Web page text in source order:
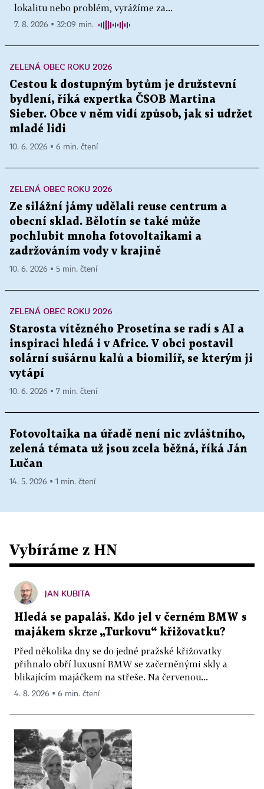
lokalitu nebo problém, vyrážíme za...
7. 8. 2026 ▪ 32:09 min.
ZELENÁ OBEC ROKU 2026
Cestou k dostupným bytům je družstevní
bydlení, říká expertka ČSOB Martina
Sieber. Obce v něm vidí způsob, jak si udržet
mladé lidi
10. 6. 2026 ▪ 6 min. čtení
ZELENÁ OBEC ROKU 2026
Ze silážní jámy udělali reuse centrum a
obecní sklad. Bělotín se také může
pochlubit mnoha fotovoltaikami a
zadržováním vody v krajině
10. 6. 2026 ▪ 5 min. čtení
ZELENÁ OBEC ROKU 2026
Starosta vítězného Prosetína se radí s AI a
inspiraci hledá i v Africe. V obci postavil
solární sušárnu kalů a biomilíř, se kterým ji
vytápí
10. 6. 2026 ▪ 7 min. čtení
Fotovoltaika na úřadě není nic zvláštního,
zelená témata už jsou zcela běžná, říká Ján
Lučan
14. 5. 2026 ▪ 1 min. čtení
Vybíráme z HN
JAN KUBITA
Hledá se papaláš. Kdo jel v černém BMW s
majákem skrze „Turkovu“ křižovatku?
Před několika dny se do jedné pražské křižovatky
přihnalo obří luxusní BMW se začerněnými skly a
blikajícím majáčkem na střeše. Na červenou...
4. 8. 2026 ▪ 6 min. čtení